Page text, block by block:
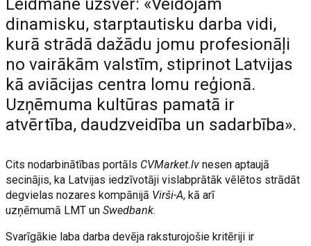
Leidmane uzsver: «Veidojam
dinamisku, starptautisku darba vidi,
kurā strādā dažādu jomu profesionāļi
no vairākām valstīm, stiprinot Latvijas
kā aviācijas centra lomu reģionā.
Uzņēmuma kultūras pamatā ir
atvērtība, daudzveidība un sadarbība».
Cits nodarbinātības portāls CVMarket.lv nesen aptaujā
secinājis, ka Latvijas iedzīvotāji vislabprātāk vēlētos strādāt
degvielas nozares kompānijā Virši-A, kā arī
uzņēmumā LMT unSwedbank.
Svarīgākie laba darba devēja raksturojošie kritēriji ir